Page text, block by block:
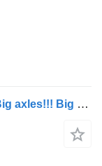
Steyr 32S31-Man, Full Steel, P43 6x4,Big axles!!! Big Tipper